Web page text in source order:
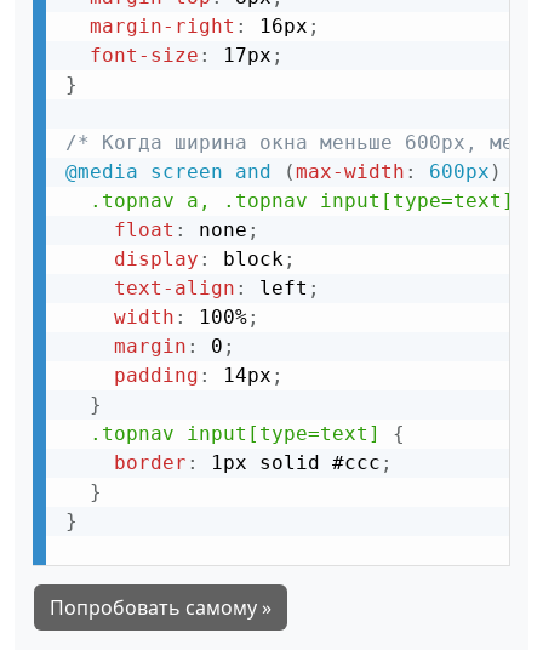
margin-right : 16px ;
font-size : 17px ;
}
/* Когда ширина окна меньше 600px,
@media screen and (max-width : 600px )
.topnav a, .topnav input[type=text]
float : none ;
display : block ;
text-align : left ;
width : 100%;
margin : 0 ;
padding : 14px ;
}
.topnav input[type=text]
{
border : 1px solid #ccc ;
}
}
Попробовать самому »